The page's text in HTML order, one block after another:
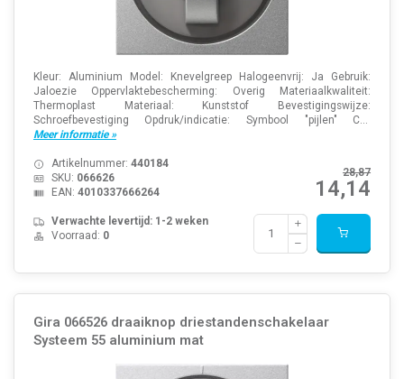
Kleur: Aluminium Model: Knevelgreep Halogeenvrij: Ja Gebruik:
Jaloezie Oppervlaktebescherming: Overig Materiaalkwaliteit:
Thermoplast Materiaal: Kunststof Bevestigingswijze:
Schroefbevestiging Opdruk/indicatie: Symbool "pijlen" C...
Meer informatie »
28,87
14,14
Artikelnummer: 440184
SKU: 066626
EAN: 4010337666264
Verwachte levertijd: 1-2 weken
Voorraad: 0
Gira 066526 draaiknop driestandenschakelaar
Systeem 55 aluminium mat